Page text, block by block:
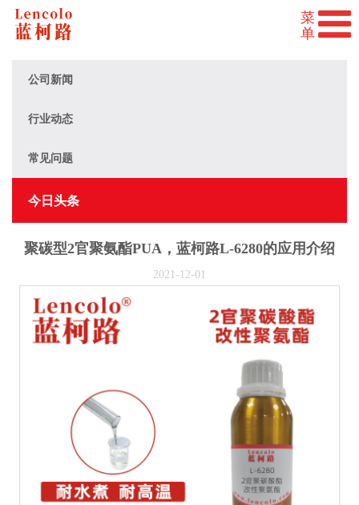
公司新闻
行业动态
常见问题
今日头条
聚碳型2官聚氨酯PUA，蓝柯路L-6280的应用介绍
2021-12-01